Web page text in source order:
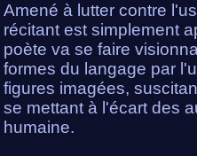
Amené à lutter contre
récitant est simplement
poète va se faire
formes du langage par
figures imagées,
se mettant à l'écart des
humaine.